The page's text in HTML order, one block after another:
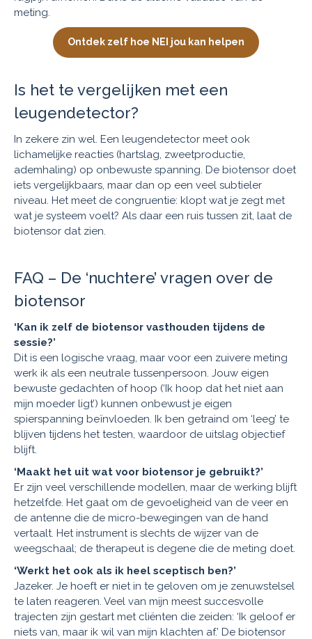
meting.
Ontdek zelf hoe NEI jou kan helpen
Is het te vergelijken met een
leugendetector?
In zekere zin wel. Een leugendetector meet ook
lichamelijke reacties (hartslag, zweetproductie,
ademhaling) op onbewuste spanning. De biotensor doet
iets vergelijkbaars, maar dan op een veel subtieler
niveau. Het meet de congruentie: klopt wat je zegt met
wat je systeem voelt? Als daar een ruis tussen zit, laat de
biotensor dat zien.
FAQ – De ‘nuchtere’ vragen over de
biotensor
‘Kan ik zelf de biotensor vasthouden tijdens de
sessie?’
Dit is een logische vraag, maar voor een zuivere meting
werk ik als een neutrale tussenpersoon. Jouw eigen
bewuste gedachten of hoop (‘Ik hoop dat het niet aan
mijn moeder ligt’) kunnen onbewust je eigen
spierspanning beïnvloeden. Ik ben getraind om ‘leeg’ te
blijven tijdens het testen, waardoor de uitslag objectief
blijft.
‘Maakt het uit wat voor biotensor je gebruikt?’
Er zijn veel verschillende modellen, maar de werking blijft
hetzelfde. Het gaat om de gevoeligheid van de veer en
de antenne die de micro-bewegingen van de hand
vertaalt. Het instrument is slechts de wijzer van de
weegschaal; de therapeut is degene die de meting doet.
‘Werkt het ook als ik heel sceptisch ben?’
Jazeker. Je hoeft er niet in te geloven om je zenuwstelsel
te laten reageren. Veel van mijn meest succesvolle
trajecten zijn gestart met cliënten die zeiden: ‘Ik geloof er
niets van, maar ik wil van mijn klachten af.’ De biotensor